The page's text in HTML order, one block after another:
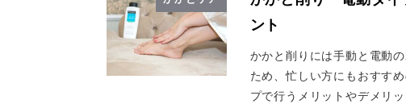
ント
かかと削りには手動と電動
ため、忙しい方にもおすす
プで行うメリットやデメリ